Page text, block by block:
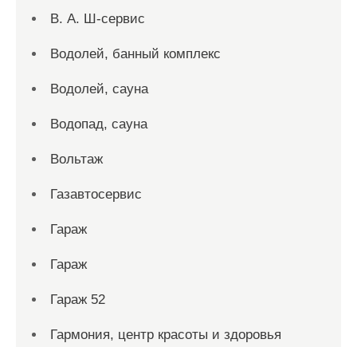
В. А. Ш-сервис
Водолей, банный комплекс
Водолей, сауна
Водопад, сауна
Вольтаж
Газавтосервис
Гараж
Гараж
Гараж 52
Гармония, центр красоты и здоровья